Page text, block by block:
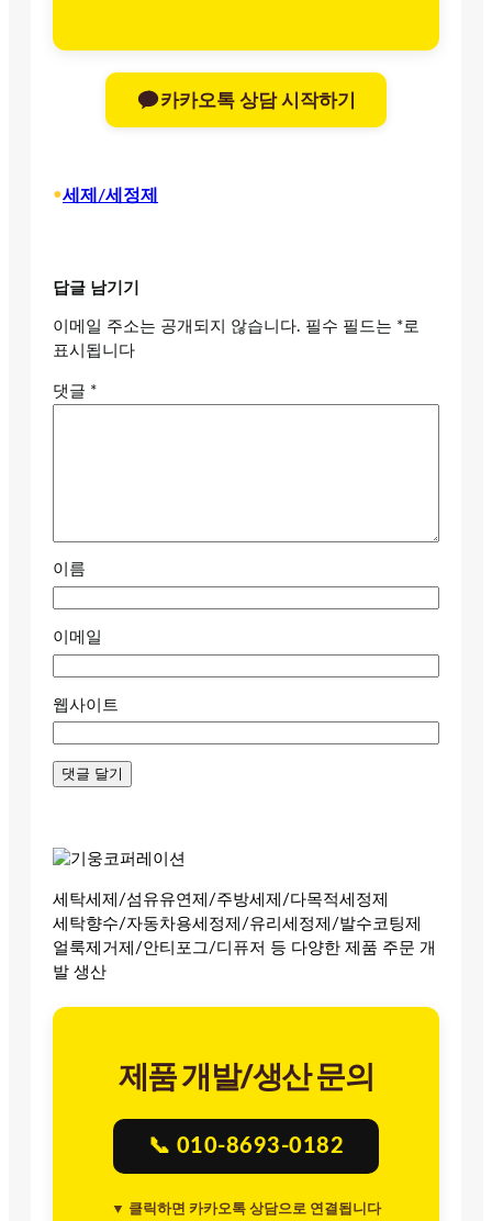
카카오톡 상담 시작하기
•세제/세정제
답글 남기기
이메일 주소는 공개되지 않습니다. 필수 필드는 *로
표시됩니다
댓글 *
이름
이메일
웹사이트
세탁세제/섬유유연제/주방세제/다목적세정제
세탁향수/자동차용세정제/유리세정제/발수코팅제
얼룩제거제/안티포그/디퓨저 등 다양한 제품 주문 개
발 생산
제품 개발/생산 문의
📞 010-8693-0182
▼ 클릭하면 카카오톡 상담으로 연결됩니다